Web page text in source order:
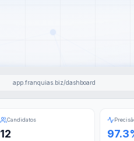
app.franquias.biz/dashboard
Candidatos
12